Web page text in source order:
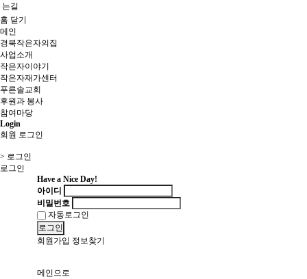
는길
홈 닫기
메인
경북작은자의집
사업소개
작은자이야기
작은자재가센터
푸른솔교회
후원과 봉사
참여마당
Login
회원 로그인
> 로그인
로그인
Have a Nice Day!
아이디
비밀번호
자동로그인
로그인
회원가입 정보찾기
메인으로